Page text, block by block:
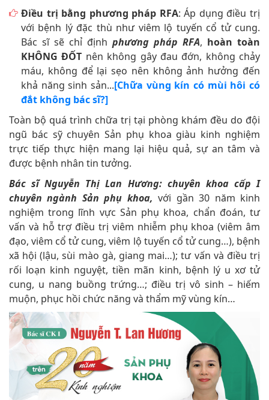
Điều trị bằng phương pháp RFA: Áp dụng điều trị
với bệnh lý đặc thù như viêm lộ tuyến cổ tử cung.
Bác sĩ sẽ chỉ định phương pháp RFA, hoàn toàn
KHÔNG ĐỐT nên không gây đau đớn, không chảy
máu, không để lại sẹo nên không ảnh hưởng đến
khả năng sinh sản...[Chữa vùng kín có mùi hôi có
đắt không bác sĩ?]
Toàn bộ quá trình chữa trị tại phòng khám đều do đội
ngũ bác sỹ chuyên Sản phụ khoa giàu kinh nghiệm
trực tiếp thực hiện mang lại hiệu quả, sự an tâm và
được bệnh nhân tin tưởng.
Bác sĩ Nguyễn Thị Lan Hương: chuyên khoa cấp I
chuyên ngành Sản phụ khoa,với gần 30 năm kinh
nghiệm trong lĩnh vực Sản phụ khoa, chẩn đoán, tư
vấn và hỗ trợ điều trị viêm nhiễm phụ khoa (viêm âm
đạo, viêm cổ tử cung, viêm lộ tuyến cổ tử cung…), bệnh
xã hội (lậu, sùi mào gà, giang mai…); tư vấn và điều trị
rối loạn kinh nguyệt, tiền mãn kinh, bệnh lý u xơ tử
cung, u nang buồng trứng…; điều trị vô sinh – hiếm
muộn, phục hồi chức năng và thẩm mỹ vùng kín…